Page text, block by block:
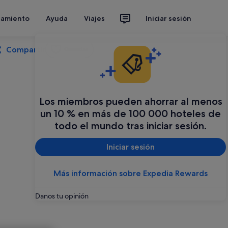
Ayuda Viajes Iniciar sesión
Los miembros pueden ahorrar al menos
un 10 % en más de 100 000 hoteles de
todo el mundo tras iniciar sesión.
Iniciar sesión
Más información sobre Expedia Rewards
Danos tu opinión
Compartir